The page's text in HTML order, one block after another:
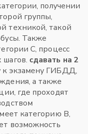
, получении
группы,
техникой, такой
. Также
C, процесс
шагов. сдавать на 2
к экзамену ГИБДД,
, а также
где проходят
категорию B,
возможность